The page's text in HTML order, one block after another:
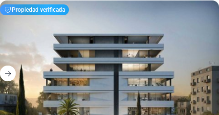
Propiedad verificada